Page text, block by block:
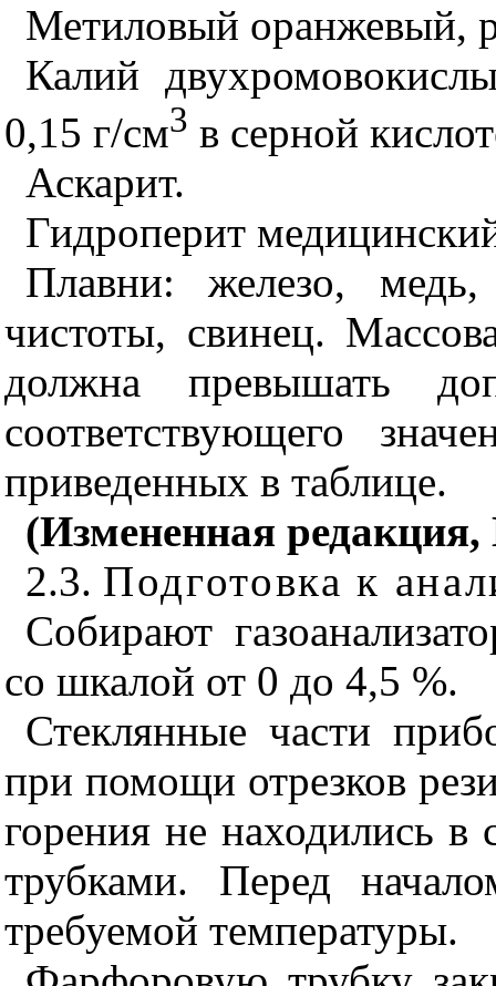
Метиловый оранжевый,
Калий
0,15 г/см3 в серной
Аскарит.
Гидроперит
Плавни: железо,
чистоты, свинец.
должна превышать
соответствующего
приведенных в таблице.
(Измененная
2.3. Подготовка к
Собирают
со шкалой от 0 до 4,5 %.
Стеклянные части
при помощи отрезков
горения не находились
трубками. Перед
требуемой температуры.